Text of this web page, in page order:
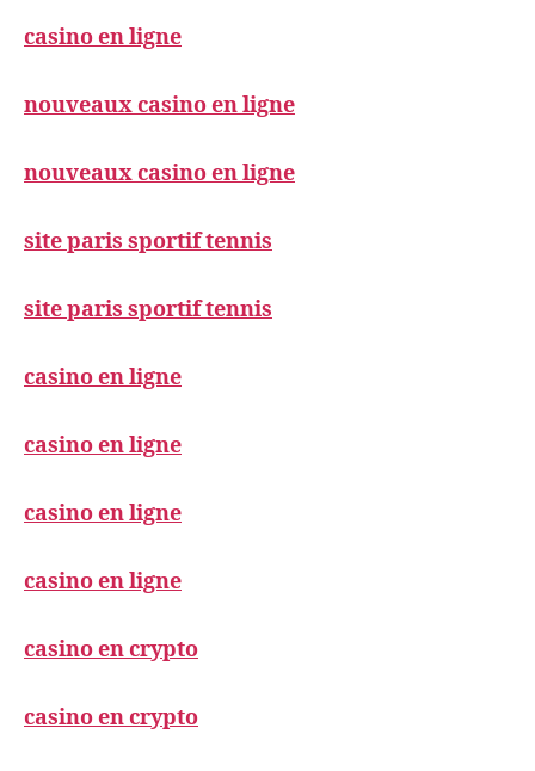
casino en ligne
nouveaux casino en ligne
nouveaux casino en ligne
site paris sportif tennis
site paris sportif tennis
casino en ligne
casino en ligne
casino en ligne
casino en ligne
casino en crypto
casino en crypto